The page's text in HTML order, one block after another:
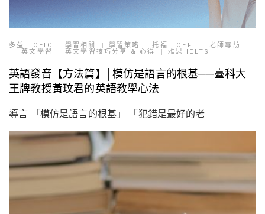
多益 TOEIC 學習相關 學習策略 托福 TOEFL
老師專訪
英文學習
英文學習技巧分享 & 心得 雅思 IELTS
英語發音【方法篇】│模仿是語言的根基──臺科大
王牌教授黃玟君的英語教學心法
導言 「模仿是語言的根基」 「犯錯是最好的老